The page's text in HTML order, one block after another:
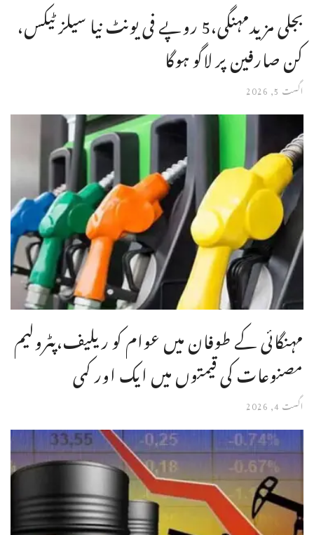
بجلی مزیدمہنگی،5 روپے فی یونٹ نیا سیلز ٹیکس،
کن صارفین پر لاگو ہوگا
اگست 5, 2026
مہنگائی کے طوفان میں عوام کو ریلیف،پٹرولیم
مصنوعات کی قیمتوں میں ایک اور کمی
اگست 4, 2026